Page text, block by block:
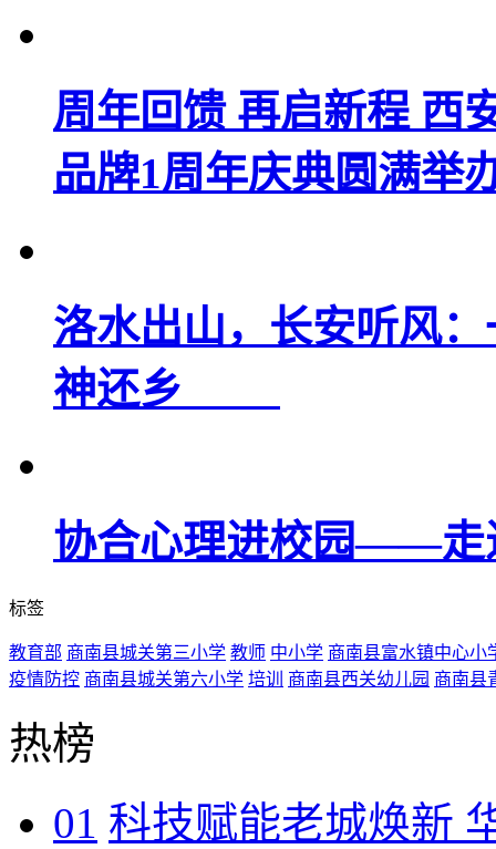
周年回馈 再启新程 西
品牌1周年庆典圆满举
洛水出山，长安听风
神还乡
协合心理进校园——走
标签
教育部 商南县城关第三小学 教师 中小学 商南县富水镇中心小
疫情防控 商南县城关第六小学 培训 商南县西关幼儿园 商南县
热榜
01 科技赋能老城焕新